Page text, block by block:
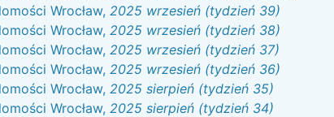
Wrocław, 2025 wrzesień (tydzień 39)
Wrocław, 2025 wrzesień (tydzień 38)
Wrocław, 2025 wrzesień (tydzień 37)
Wrocław, 2025 wrzesień (tydzień 36)
Wrocław, 2025 sierpień (tydzień 35)
Wrocław, 2025 sierpień (tydzień 34)